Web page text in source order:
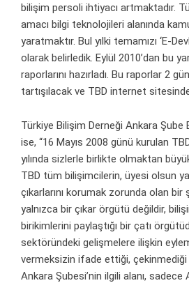
bilişim persoli ihtiyacı artmaktadır.
amacı bilgi teknolojileri alanında
yaratmaktır. Bul yılki temamızı ‘E-
olarak belirledik. Eylül 2010’dan bu
raporlarını hazırladı. Bu raporlar 2
tartışılacak ve TBD internet sitesinde
Türkiye Bilişim Derneği Ankara Şube
ise, “16 Mayıs 2008 günü kurulan
yılında sizlerle birlikte olmaktan
TBD tüm bilişimcilerin, üyesi olsun
çıkarlarını korumak zorunda olan
yalnızca bir çıkar örgütü değildir,
birikimlerini paylaştığı bir çatı
sektöründeki gelişmelere ilişkin
vermeksizin ifade ettiği, çekinmediği
Ankara Şubesi’nin ilgili alanı, sadece